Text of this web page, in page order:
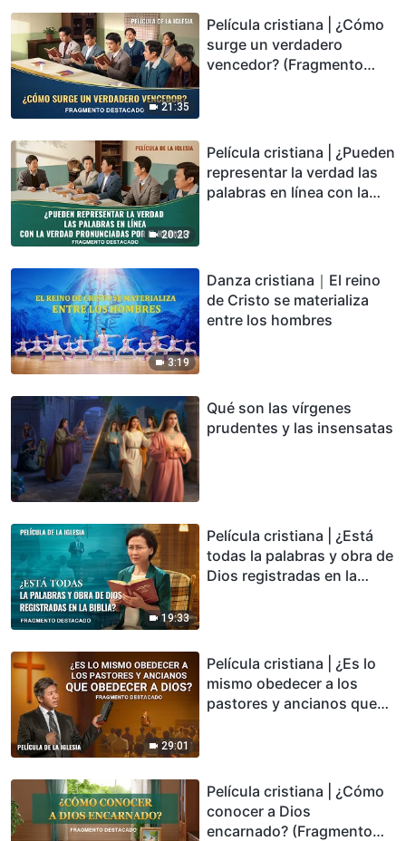
21:35
Película cristiana | ¿Cómo
surge un verdadero
vencedor? (Fragmento
20:23
Película cristiana | ¿Pueden
representar la verdad las
palabras en línea con la
3:19
Danza cristiana｜El reino
de Cristo se materializa
entre los hombres
Qué son las vírgenes
prudentes y las insensatas
19:33
Película cristiana | ¿Está
todas la palabras y obra de
Dios registradas en la
29:01
Película cristiana | ¿Es lo
mismo obedecer a los
pastores y ancianos que
Película cristiana | ¿Cómo
conocer a Dios
encarnado? (Fragmento